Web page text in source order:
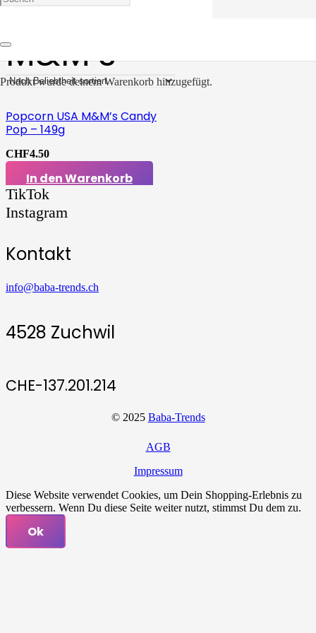
Produktwurde deinem Warenkorb hinzugefügt.
M&M’s
Popcorn USA M&M’s Candy
Pop – 149g
CHF4.50
In den Warenkorb
TikTok
Instagram
Kontakt
info@baba-trends.ch
4528 Zuchwil
CHE-137.201.214
© 2025 Baba-Trends
AGB
Impressum
Diese Website verwendet Cookies, um Dein Shopping-Erlebnis zu
verbessern. Wenn Du diese Seite weiter nutzt, stimmst Du dem zu.
Ok